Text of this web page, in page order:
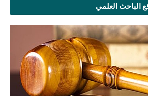
الباحث العلمي